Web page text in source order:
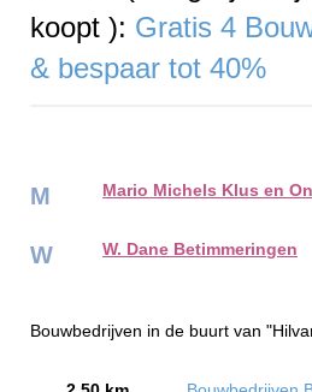
koopt ): Gratis 4
& bespaar tot 40%
M Mario Michels Klus en
W W. Dane Betimmeringen
Bouwbedrijven in de buurt van